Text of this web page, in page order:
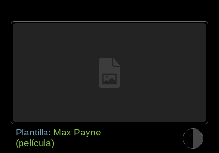
Plantilla: Max Payne
(película)